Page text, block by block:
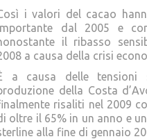
i valori del cacao
dal 2005 e
il ribasso
a causa della crisi
a causa delle tensioni
della Costa
risaliti nel 2009
oltre il 65% in un anno e
alla fine di gennaio